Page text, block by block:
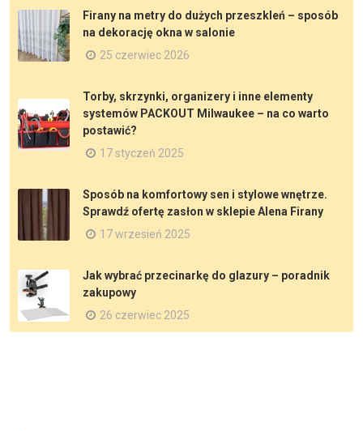
Firany na metry do dużych przeszkleń – sposób
na dekorację okna w salonie
25 czerwiec 2026
Torby, skrzynki, organizery i inne elementy
systemów PACKOUT Milwaukee – na co warto
postawić?
17 styczeń 2025
Sposób na komfortowy sen i stylowe wnętrze.
Sprawdź ofertę zasłon w sklepie Alena Firany
17 wrzesień 2025
Jak wybrać przecinarkę do glazury – poradnik
zakupowy
26 czerwiec 2025